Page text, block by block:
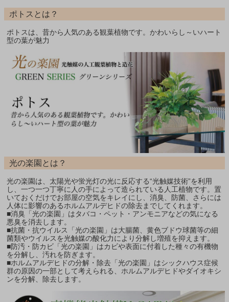
ポトスとは？
ポトスは、昔から人気のある観葉植物です。かわいらし～いハート
型の葉が魅力
光の楽園とは？
光の楽園は、太陽光や蛍光灯の光に反応する“光触媒技術”を利用
し、一つ一つ丁寧に人の手によって造られている人工植物です。置
いておくだけでお部屋の空気をキレイにし、消臭、防菌、さらには
人体に影響のあるホルムアルデヒドの除去までしてくれます。
■消臭「光の楽園」はタバコ・ペット・アンモニアなどの気になる
悪臭を消去します。
■抗菌・抗ウイルス「光の楽園」は大腸菌、黄色ブドウ球菌等の細
菌類やウイルスを光触媒の酸化力により分解し増殖を抑えます。
■防汚・防カビ「光の楽園」はカビや表面に付着した種々の有機物
を分解し、汚れを防ぎます。
■ホルムアルデヒドの分解・除去「光の楽園」はシックハウス症候
群の原因の一部として考えられる、ホルムアルデヒドやダイオキシ
ンを分解、除去します。